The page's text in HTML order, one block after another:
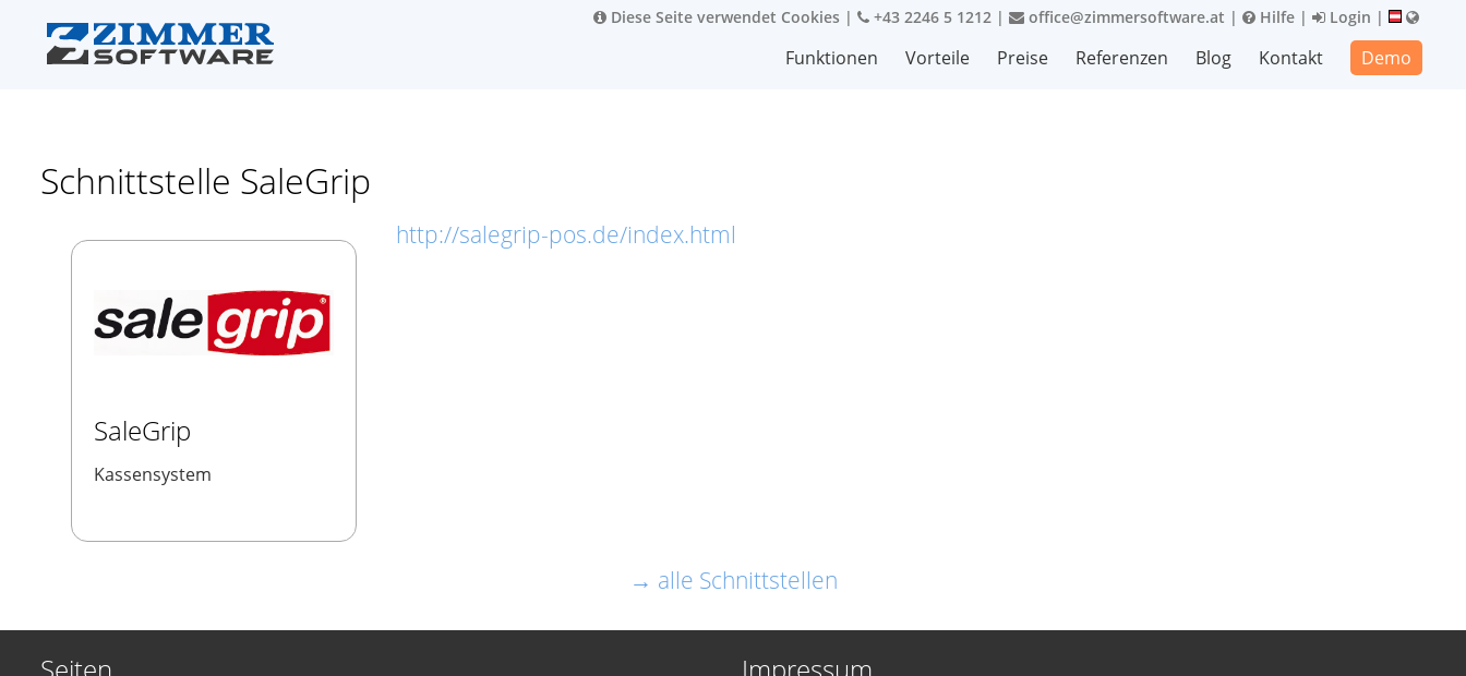
Diese Seite verwendet Cookies | +43 2246 5 1212 | office@zimmersoftware.at | Hilfe | Login |
Funktionen Vorteile Preise Referenzen Blog Kontakt Demo
Schnittstelle SaleGrip
SaleGrip
Kassensystem
http://salegrip-pos.de/index.html
→ alle Schnittstellen